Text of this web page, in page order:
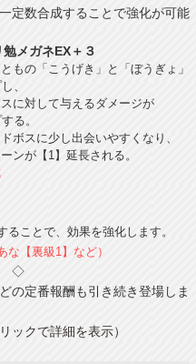
定数合成することで強化が可能
メガネEX＋３
もの「こうげき」と「ぼうぎょ」
、
に対して与えるダメージが
る。
ボスに少し出会いやすくなり、
ンが【1】延長される。
ることで、効果を強化します。
【裏級1】など）
◇
の定番報酬も引き続き登場しま
ックで詳細を表示）